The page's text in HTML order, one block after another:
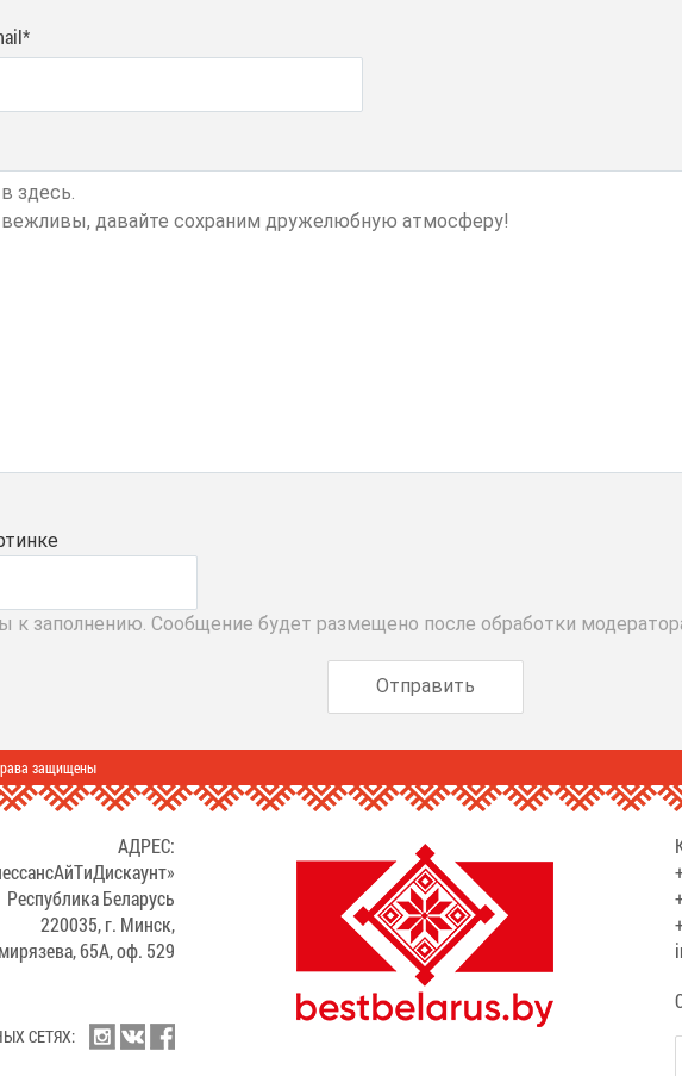
к заполнению. Сообщение будет размещено после обработки
защищены
АДРЕС:
Республика Беларусь
220035, г. Минск,
65А, оф. 529
СЕТЯХ: